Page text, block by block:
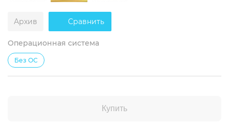
Разблокированный множитель CPU
Сверхбыстрый M.2 SSD NVME
Архив Сравнить
Операционная система
Без ОС
Купить